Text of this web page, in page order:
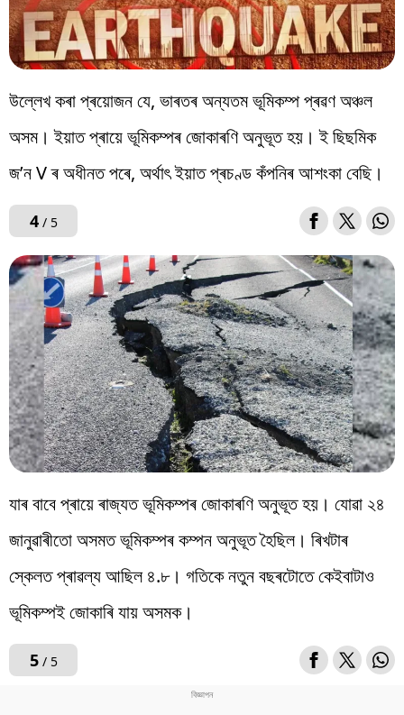
উল্লেখ কৰা প্ৰয়োজন যে, ভাৰতৰ অন্যতম ভূমিকম্প প্ৰৱণ অঞ্চল
অসম। ইয়াত প্ৰায়ে ভূমিকম্পৰ জোকাৰণি অনুভূত হয়। ই ছিছমিক
জ’ন V ৰ অধীনত পৰে, অৰ্থাৎ ইয়াত প্ৰচণ্ড কঁপনিৰ আশংকা বেছি।
4/ 5
যাৰ বাবে প্ৰায়ে ৰাজ্যত ভূমিকম্পৰ জোকাৰণি অনুভূত হয়। যোৱা ২৪
জানুৱাৰীতো অসমত ভূমিকম্পৰ কম্পন অনুভূত হৈছিল। ৰিখটাৰ
স্কেলত প্ৰাৱল্য আছিল ৪.৮। গতিকে নতুন বছৰটোতে কেইবাটাও
ভূমিকম্পই জোকাৰি যায় অসমক।
5/ 5